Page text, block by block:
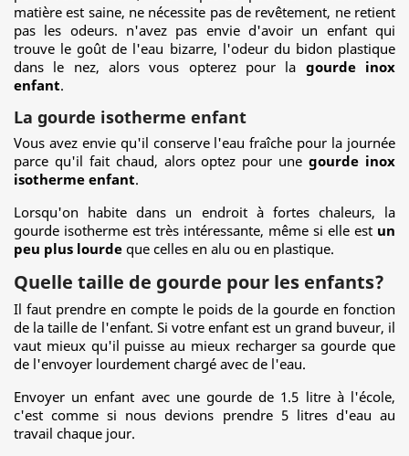
matière est saine, ne nécessite pas de revêtement, ne retient
pas les odeurs. n'avez pas envie d'avoir un enfant qui
trouve le goût de l'eau bizarre, l'odeur du bidon plastique
dans le nez, alors vous opterez pour la gourde inox
enfant.
La gourde isotherme enfant
Vous avez envie qu'il conserve l'eau fraîche pour la journée
parce qu'il fait chaud, alors optez pour unegourde inox
isotherme enfant.
Lorsqu'on habite dans un endroit à fortes chaleurs, la
gourde isotherme est très intéressante, même si elle est un
peu plus lourde que celles en alu ou en plastique.
Quelle taille de gourde pour les enfants?
Il faut prendre en compte le poids de la gourde en fonction
de la taille de l'enfant. Si votre enfant est un grand buveur, il
vaut mieux qu'il puisse au mieux recharger sa gourde que
de l'envoyer lourdement chargé avec de l'eau.
Envoyer un enfant avec une gourde de 1.5 litre à l'école,
c'est comme si nous devions prendre 5 litres d'eau au
travail chaque jour.